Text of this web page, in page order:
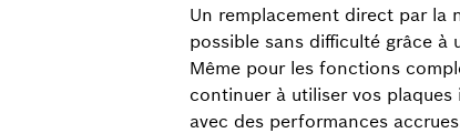
Un remplacement direct par la
possible sans difficulté grâce
Même pour les fonctions
continuer à utiliser vos
avec des performances